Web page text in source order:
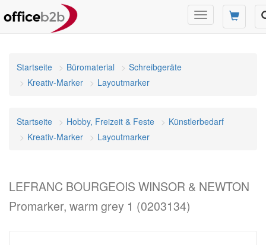
Navigation
umschalten
Startseite Büromaterial
Schreibgeräte
Kreativ-Marker
Layoutmarker
Startseite Hobby, Freizeit & Feste
Künstlerbedarf
Kreativ-Marker
Layoutmarker
LEFRANC BOURGEOIS WINSOR & NEWTON
Promarker, warm grey 1 (0203134)